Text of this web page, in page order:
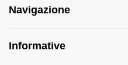
Navigazione
Informative